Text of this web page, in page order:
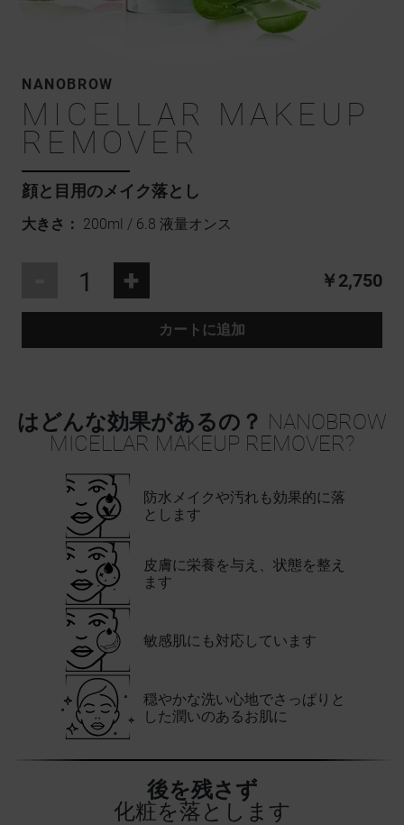
NANOBROW
MICELLAR MAKEUP
REMOVER
顔と目用のメイク落とし
大きさ： 200ml / 6.8 液量オンス
+ ￥2,750
カートに追加
はどんな効果があるの？ NANOBROW
MICELLAR MAKEUP REMOVER?
防水メイクや汚れも効果的に落
とします
皮膚に栄養を与え、状態を整え
ます
敏感肌にも対応しています
穏やかな洗い心地でさっぱりと
した潤いのあるお肌に
後を残さず
化粧を落とします